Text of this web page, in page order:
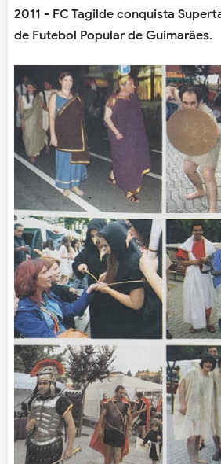
2011 - FC Tagilde conquista
de Futebol Popular de Guimarães.